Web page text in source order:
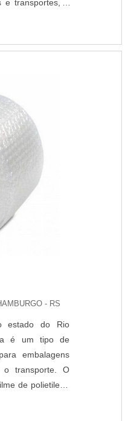
transportes, o
para que nada
caminho e para
- RS
estado do Rio
é um tipo de
embalagens
o transporte. O
de polietileno
ar prensadas,
proteção aos